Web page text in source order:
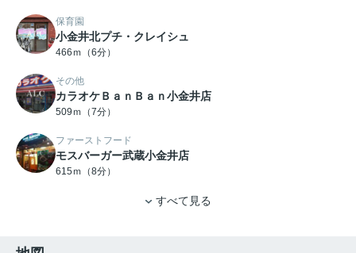
保育園
小金井北プチ・クレイシュ
466ｍ（6分）
その他
カラオケＢａｎＢａｎ小金井店
509ｍ（7分）
ファーストフード
モスバーガー武蔵小金井店
615ｍ（8分）
すべて見る